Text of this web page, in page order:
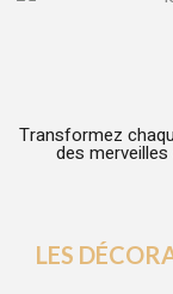
Transformez
des
LES